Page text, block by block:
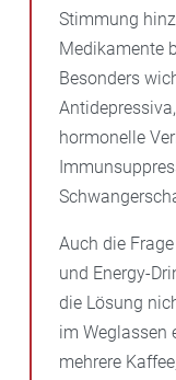
Stimmung
Medikamente
Besonders
hormonelle
Auch die
und Energy-
die Lösung
im Weglassen
mehrere